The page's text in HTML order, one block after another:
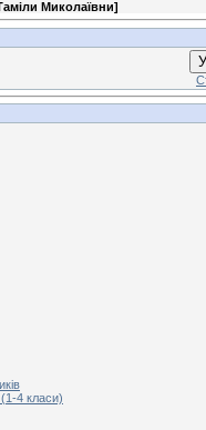
Миколаївни]
4 класи)